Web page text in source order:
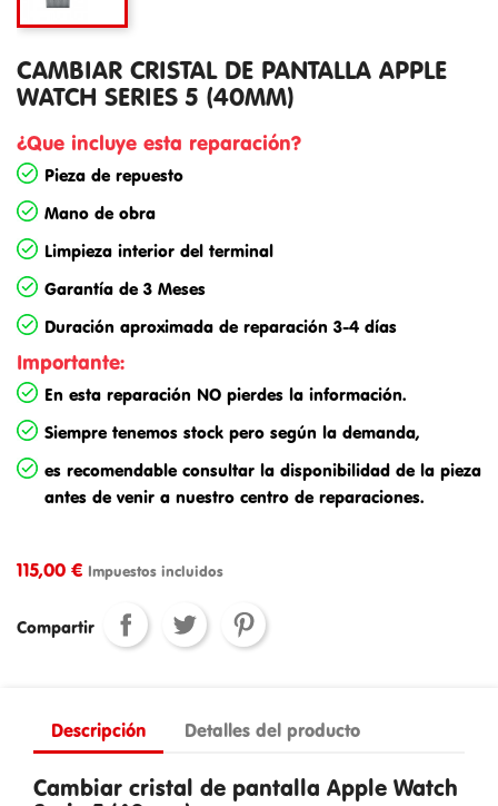
CAMBIAR CRISTAL DE PANTALLA APPLE
WATCH SERIES 5 (40MM)
¿Que incluye esta reparación?
Pieza de repuesto
Mano de obra
Limpieza interior del terminal
Garantía de 3 Meses
Duración aproximada de reparación 3-4 días
Importante:
En esta reparación NO pierdes la información.
Siempre tenemos stock pero según la demanda,
es recomendable consultar la disponibilidad de la pieza
antes de venir a nuestro centro de reparaciones.
115,00 € Impuestos incluidos
Compartir
Descripción Detalles del producto
Cambiar cristal de pantalla Apple Watch